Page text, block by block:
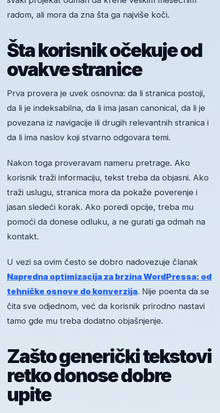
radom, ali mora da zna šta ga najviše koči.
Šta korisnik očekuje od
ovakve stranice
Prva provera je uvek osnovna: da li stranica postoji,
da li je indeksabilna, da li ima jasan canonical, da li je
povezana iz navigacije ili drugih relevantnih stranica i
da li ima naslov koji stvarno odgovara temi.
Nakon toga proveravam nameru pretrage. Ako
korisnik traži informaciju, tekst treba da objasni. Ako
traži uslugu, stranica mora da pokaže poverenje i
jasan sledeći korak. Ako poredi opcije, treba mu
pomoći da donese odluku, a ne gurati ga odmah na
kontakt.
U vezi sa ovim često se dobro nadovezuje članak
Napredna optimizacija za brzina WordPressa: od
tehničke osnove do konverzija. Nije poenta da se
čita sve odjednom, već da korisnik prirodno nastavi
tamo gde mu treba dodatno objašnjenje.
Zašto generički tekstovi
retko donose dobre
upite